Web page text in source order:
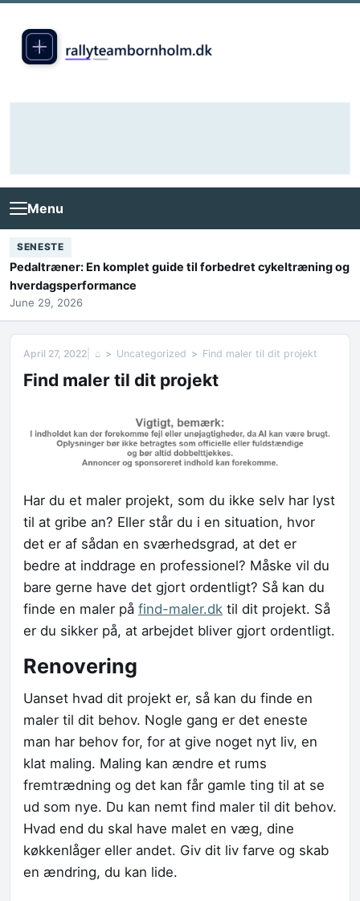
Menu
SENESTE
Pedaltræner: En komplet guide til forbedret cykeltræning og
hverdagsperformance
June 29, 2026
April 27, 2022 ⌂ Uncategorized Find maler til dit projekt
Find maler til dit projekt
Har du et maler projekt, som du ikke selv har lyst
til at gribe an? Eller står du i en situation, hvor
det er af sådan en sværhedsgrad, at det er
bedre at inddrage en professionel? Måske vil du
bare gerne have det gjort ordentligt? Så kan du
finde en maler på find-maler.dk til dit projekt. Så
er du sikker på, at arbejdet bliver gjort ordentligt.
Renovering
Uanset hvad dit projekt er, så kan du finde en
maler til dit behov. Nogle gang er det eneste
man har behov for, for at give noget nyt liv, en
klat maling. Maling kan ændre et rums
fremtrædning og det kan får gamle ting til at se
ud som nye. Du kan nemt find maler til dit behov.
Hvad end du skal have malet en væg, dine
køkkenlåger eller andet. Giv dit liv farve og skab
en ændring, du kan lide.